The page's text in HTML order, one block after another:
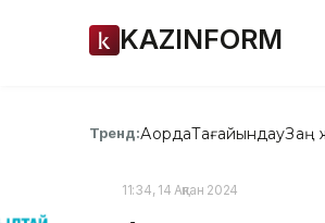
KAZINFORM
Тренд:АқордаТағайындауЗаң
11:34, 14 Ақпан 2024